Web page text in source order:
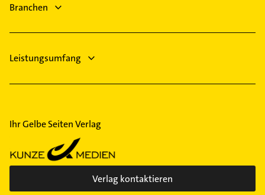
Arzt
Putzfrau
Branchen
Leistungsumfang
Ihr Gelbe Seiten Verlag
Verlag kontaktieren